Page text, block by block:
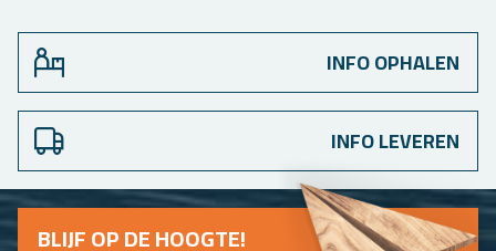
INFO OPHALEN
INFO LEVEREN
BLIJF OP DE HOOG­TE!